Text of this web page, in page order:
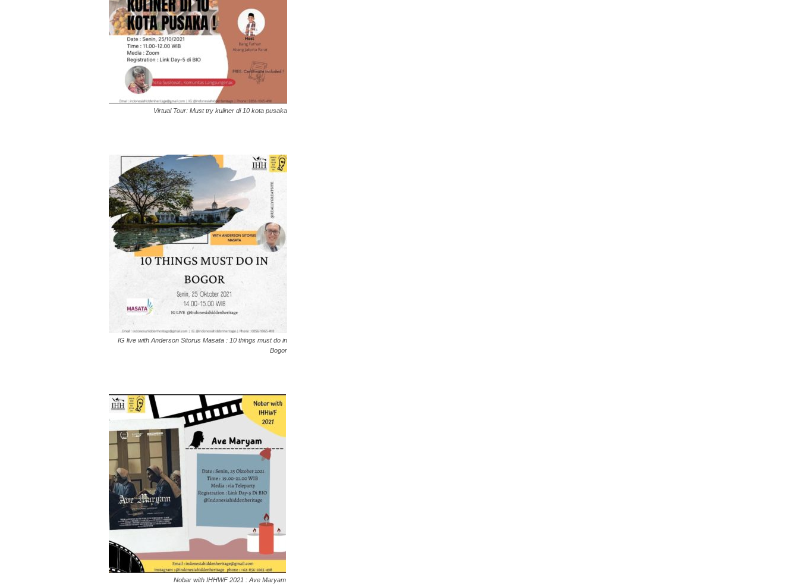
Virtual Tour: Must try kuliner di 10 kota pusaka
IG live with Anderson Sitorus Masata : 10 things must do in
Bogor
Nobar with IHHWF 2021 : Ave Maryam